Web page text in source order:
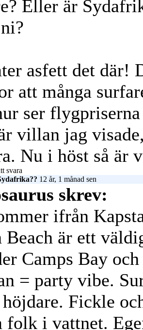
Eller är
asfett det där!
att många
ser
villan jag
Nu i höst så är
svara
12 år, 1 månad sen
skrev:
ifrån
Beach är ett
Camps Bay
= party vibe.
Fickle
folk i vattnet.